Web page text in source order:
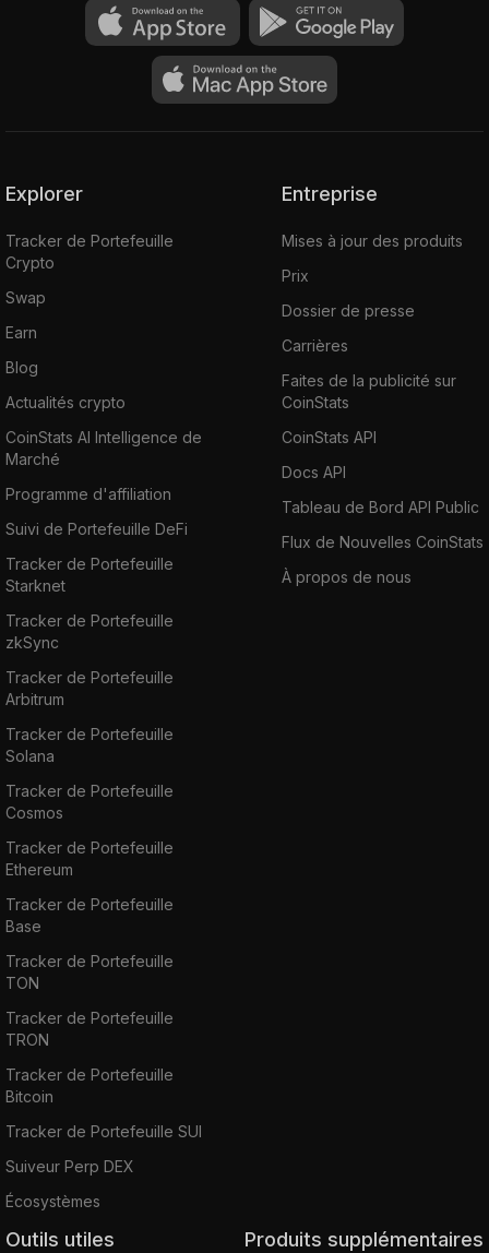
Explorer
Tracker de Portefeuille
Crypto
Swap
Earn
Blog
Actualités crypto
CoinStats AI Intelligence de
Marché
Programme d'affiliation
Suivi de Portefeuille DeFi
Tracker de Portefeuille
Starknet
Tracker de Portefeuille
zkSync
Tracker de Portefeuille
Arbitrum
Tracker de Portefeuille
Solana
Tracker de Portefeuille
Cosmos
Tracker de Portefeuille
Ethereum
Tracker de Portefeuille
Base
Tracker de Portefeuille
TON
Tracker de Portefeuille
TRON
Tracker de Portefeuille
Bitcoin
Tracker de Portefeuille SUI
Suiveur Perp DEX
Écosystèmes
Entreprise
Mises à jour des produits
Prix
Dossier de presse
Carrières
Faites de la publicité sur
CoinStats
CoinStats API
Docs API
Tableau de Bord API Public
Flux de Nouvelles CoinStats
À propos de nous
Outils utiles Produits supplémentaires